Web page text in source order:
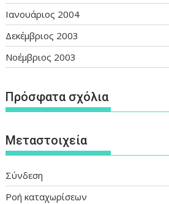
Ιανουάριος 2004
Δεκέμβριος 2003
Νοέμβριος 2003
Πρόσφατα σχόλια
Μεταστοιχεία
Σύνδεση
Ροή καταχωρίσεων